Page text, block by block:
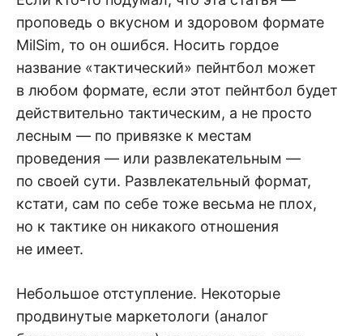
проповедь о вкусном и здоровом формате
MilSim, то он ошибся. Носить гордое
название «тактический» пейнтбол может
в любом формате, если этот пейнтбол будет
действительно тактическим, а не просто
лесным — по привязке к местам
проведения — или развлекательным —
по своей сути. Развлекательный формат,
кстати, сам по себе тоже весьма не плох,
но к тактике он никакого отношения
не имеет.
Небольшое отступление. Некоторые
продвинутые маркетологи (аналог